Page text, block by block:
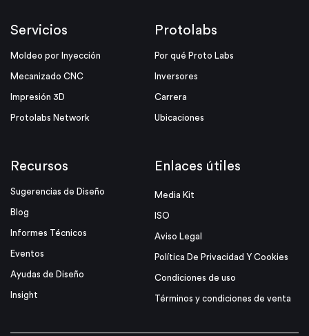
Servicios
Moldeo por Inyección
Mecanizado CNC
Impresión 3D
Protolabs Network
Protolabs
Por qué Proto Labs
Inversores
Carrera
Ubicaciones
Recursos
Sugerencias de Diseño
Blog
Informes Técnicos
Eventos
Ayudas de Diseño
Insight
Enlaces útiles
Media Kit
ISO
Aviso Legal
Política De Privacidad Y Cookies
Condiciones de uso
Términos y condiciones de venta